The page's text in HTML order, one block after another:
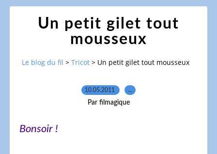
Un petit gilet tout
mousseux
Le blog du fil > Tricot > Un petit gilet tout mousseux
10.05.2011 …
Par filmagique
Bonsoir !